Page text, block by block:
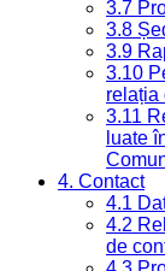
3.7
3.8
3.9
3.10
relația
3.11
luate
4. Contact
4.1
4.2
de